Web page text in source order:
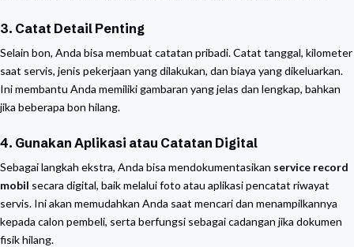
3. Catat Detail Penting
Selain bon, Anda bisa membuat catatan pribadi. Catat tanggal, kilometer
saat servis, jenis pekerjaan yang dilakukan, dan biaya yang dikeluarkan.
Ini membantu Anda memiliki gambaran yang jelas dan lengkap, bahkan
jika beberapa bon hilang.
4. Gunakan Aplikasi atau Catatan Digital
Sebagai langkah ekstra, Anda bisa mendokumentasikan service record
mobil secara digital, baik melalui foto atau aplikasi pencatat riwayat
servis. Ini akan memudahkan Anda saat mencari dan menampilkannya
kepada calon pembeli, serta berfungsi sebagai cadangan jika dokumen
fisik hilang.